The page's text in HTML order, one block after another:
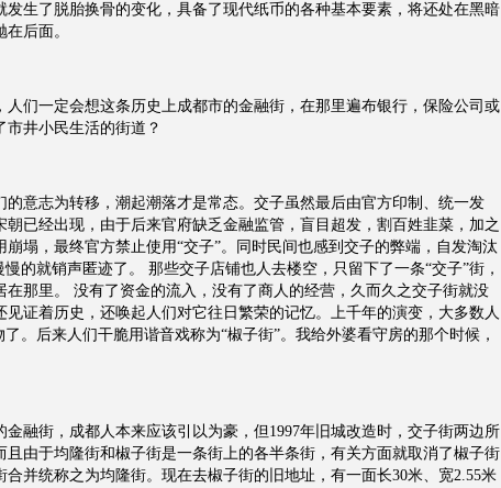
发生了脱胎换骨的变化，具备了现代纸币的各种基本要素，将还处在黑暗
后面。
人们一定会想这条历史上成都市的金融街，在那里遍布银行，保险公司或
市井小民生活的街道？
的意志为转移，潮起潮落才是常态。交子虽然最后由官方印制、统一发
朝已经出现，由于后来官府缺乏金融监管，盲目超发，割百姓韭菜，加之
崩塌，最终官方禁止使用“交子”。同时民间也感到交子的弊端，自发淘汰
慢的就销声匿迹了。 那些交子店铺也人去楼空，只留下了一条“交子”街，
在那里。 没有了资金的流入，没有了商人的经营，久而久之交子街就没
见证着历史，还唤起人们对它往日繁荣的记忆。上千年的演变，大多数人
。后来人们干脆用谐音戏称为“椒子街”。我给外婆看守房的那个时候，
金融街，成都人本来应该引以为豪，但1997年旧城改造时，交子街两边所
且由于均隆街和椒子街是一条街上的各半条街，有关方面就取消了椒子街
合并统称之为均隆街。现在去椒子街的旧地址，有一面长30米、宽2.55米